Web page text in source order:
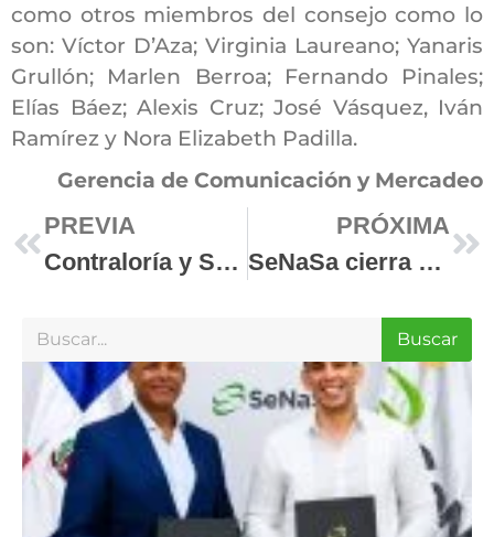
como otros miembros del consejo como lo
son: Víctor D’Aza; Virginia Laureano; Yanaris
Grullón; Marlen Berroa; Fernando Pinales;
Elías Báez; Alexis Cruz; José Vásquez, Iván
Ramírez y Nora Elizabeth Padilla.
Gerencia de Comunicación y Mercadeo
PREVIA
Contraloría y SeNaSa ponen en marcha Unidad de Auditoría Interna
PRÓXIMA
SeNaSa cierra 2025 con balance positivo preliminar de RD$1,034 millones
Buscar